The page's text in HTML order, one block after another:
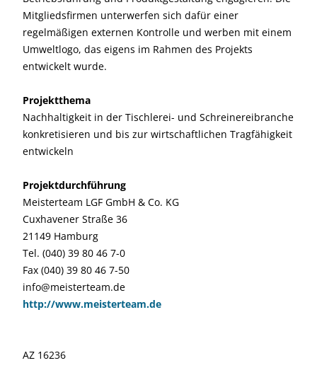
Mitgliedsfirmen unterwerfen sich dafür einer
regelmäßigen externen Kontrolle und werben mit einem
Umweltlogo, das eigens im Rahmen des Projekts
entwickelt wurde.
Projektthema
Nachhaltigkeit in der Tischlerei- und Schreinereibranche
konkretisieren und bis zur wirtschaftlichen Tragfähigkeit
entwickeln
Projektdurchführung
Meisterteam LGF GmbH & Co. KG
Cuxhavener Straße 36
21149 Hamburg
Tel. (040) 39 80 46 7-0
Fax (040) 39 80 46 7-50
info@meisterteam.de
http://www.meisterteam.de
AZ 16236